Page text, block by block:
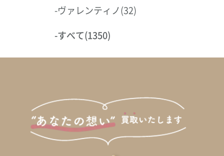
-ヴァレンティノ(32)
-すべて(1350)